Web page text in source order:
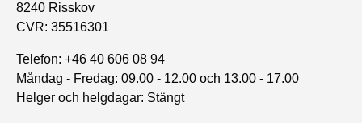
8240 Risskov
CVR: 35516301
Telefon: +46 40 606 08 94
Måndag - Fredag: 09.00 - 12.00 och 13.00 - 17.00
Helger och helgdagar: Stängt